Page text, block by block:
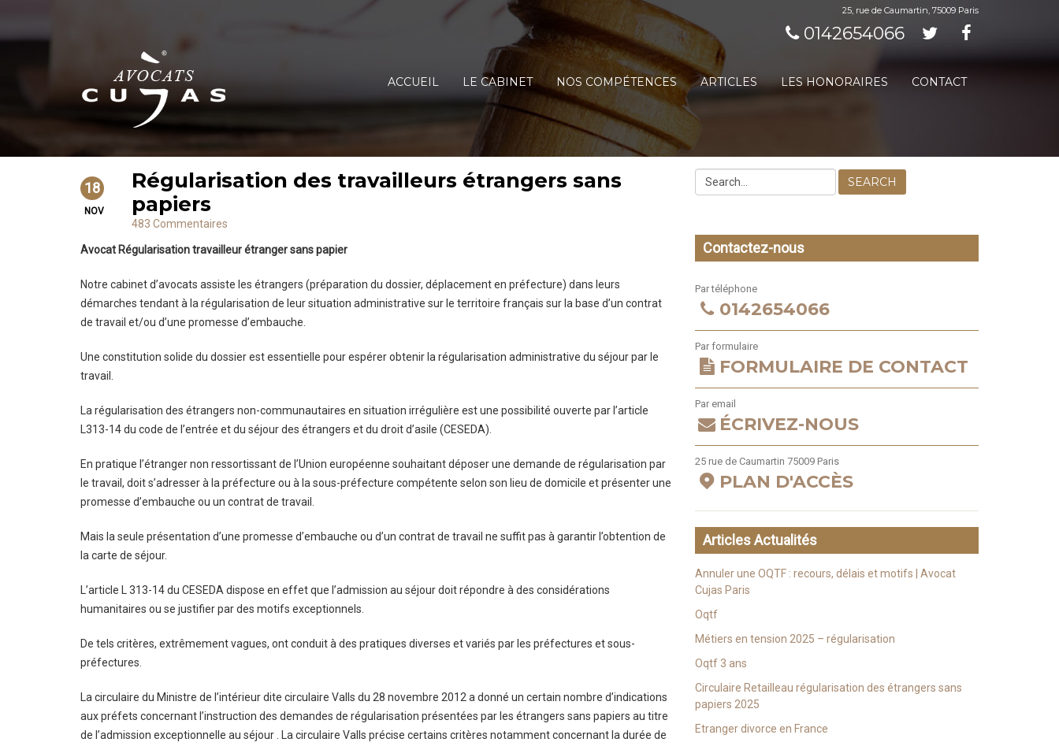
25, rue de Caumartin, 75009 Paris
0142654066
ACCUEIL LE CABINET NOS COMPÉTENCES ARTICLES LES HONORAIRES CONTACT
18
NOV
Régularisation des travailleurs étrangers sans
papiers
483 Commentaires
Avocat Régularisation travailleur étranger sans papier
Notre cabinet d’avocats assiste les étrangers (préparation du dossier, déplacement en préfecture) dans leurs
démarches tendant à la régularisation de leur situation administrative sur le territoire français sur la base d’un contrat
de travail et/ou d’une promesse d’embauche.
Une constitution solide du dossier est essentielle pour espérer obtenir la régularisation administrative du séjour par le
travail.
La régularisation des étrangers non-communautaires en situation irrégulière est une possibilité ouverte par l’article
L313-14 du code de l’entrée et du séjour des étrangers et du droit d’asile (CESEDA).
En pratique l’étranger non ressortissant de l’Union européenne souhaitant déposer une demande de régularisation par
le travail, doit s’adresser à la préfecture ou à la sous-préfecture compétente selon son lieu de domicile et présenter une
promesse d’embauche ou un contrat de travail.
Mais la seule présentation d’une promesse d’embauche ou d’un contrat de travail ne suffit pas à garantir l’obtention de
la carte de séjour.
L’article L 313-14 du CESEDA dispose en effet que l’admission au séjour doit répondre à des considérations
humanitaires ou se justifier par des motifs exceptionnels.
De tels critères, extrêmement vagues, ont conduit à des pratiques diverses et variés par les préfectures et sous-
préfectures.
La circulaire du Ministre de l’intérieur dite circulaire Valls du 28 novembre 2012 a donné un certain nombre d’indications
aux préfets concernant l’instruction des demandes de régularisation présentées par les étrangers sans papiers au titre
de l’admission exceptionnelle au séjour . La circulaire Valls précise certains critères notamment concernant la durée de
SEARCH
Contactez-nous
Par téléphone
0142654066
Par formulaire
FORMULAIRE DE CONTACT
Par email
ÉCRIVEZ-NOUS
25 rue de Caumartin 75009 Paris
PLAN D'ACCÈS
Articles Actualités
Annuler une OQTF : recours, délais et motifs | Avocat
Cujas Paris
Oqtf
Métiers en tension 2025 – régularisation
Oqtf 3 ans
Circulaire Retailleau régularisation des étrangers sans
papiers 2025
Etranger divorce en France